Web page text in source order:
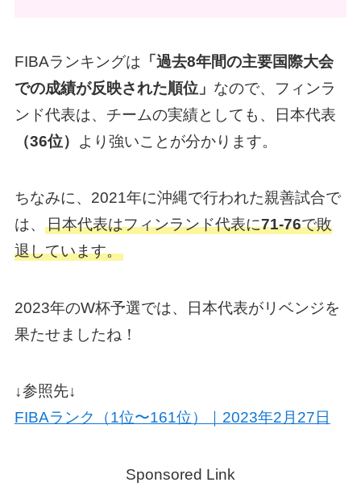
FIBAランキングは 「過去8年間の主要国際大会
での成績が反映された順位」 なので、フィンラ
ンド代表は、チームの実績としても、日本代表
（36位） より強いことが分かります。
ちなみに、2021年に沖縄で行われた親善試合で
は、 日本代表はフィンランド代表に71-76で敗
退しています。
2023年のW杯予選では、日本代表がリベンジを
果たせましたね！
↓参照先↓
FIBAランク（1位〜161位）｜2023年2月27日
Sponsored Link